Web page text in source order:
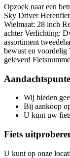
Opzoek naar een
Sky Driver
Wielmaat: 28 inch
achter Verlichting:
assortiment
bewust en voordelig
geleverd
Wij bieden
Bij aankoop
U kunt uw
Fiets
U kunt op onze